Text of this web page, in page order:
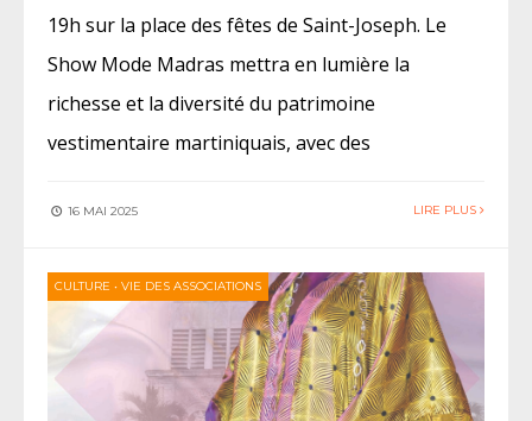
19h sur la place des fêtes de Saint-Joseph. Le
Show Mode Madras mettra en lumière la
richesse et la diversité du patrimoine
vestimentaire martiniquais, avec des
16 MAI 2025 LIRE PLUS
CULTURE • VIE DES ASSOCIATIONS